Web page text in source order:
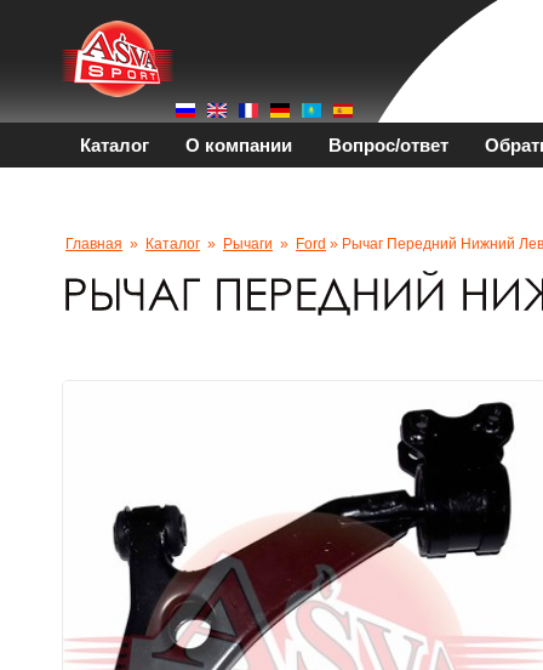
Каталог О компании Вопрос/ответ
Главная » Каталог » Рычаги » Ford » Рычаг Передний Нижний